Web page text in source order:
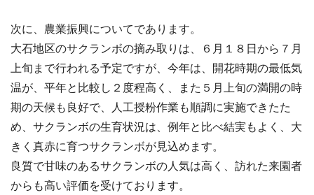
次に、農業振興についてであります。
大石地区のサクランボの摘み取りは、６月１８日から７月
上旬まで行われる予定ですが、今年は、開花時期の最低気
温が、平年と比較し２度程高く、また５月上旬の満開の時
期の天候も良好で、人工授粉作業も順調に実施できたた
め、サクランボの生育状況は、例年と比べ結実もよく、大
きく真赤に育つサクランボが見込めます。
良質で甘味のあるサクランボの人気は高く、訪れた来園者
からも高い評価を受けております。